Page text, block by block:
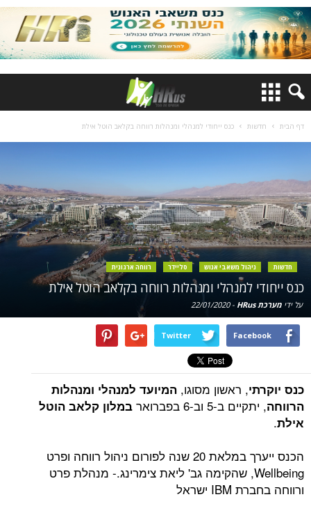
דף הבית חדשות כנס ייחודי למנהלי ומנהלות רווחה בקלאב הוטל אילת
חדשות ניהול משאבי אנוש סליידר רווחה ארגונית
כנס ייחודי למנהלי ומנהלות רווחה בקלאב הוטל אילת
על ידי מערכת HRus -
22/01/2020
Facebook
Twitter
כנס יוקרתי, ראשון מסוגו, המיועד למנהלי ומנהלות
הרווחה, יתקיים ב-5 וב-6 בפברואר
במלון קלאב הוטל
אילת.
הכנס ייערך במלאת 20 שנה לפורום ניהול רווחה ופרט
Wellbeing, שהקימה גב' ליאת צימרינג.- מנהלת פרט
ורווחה בחברת IBM ישראל